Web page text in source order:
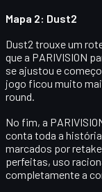
Mapa 2: Dust2
Dust2 trouxe um
que a PARIVISION
se ajustou e
jogo ficou muito
round.
No fim, a
conta toda a
marcados por
perfeitas, uso
completamente a